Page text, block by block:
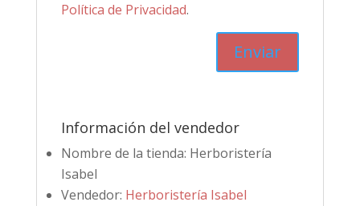
Política de Privacidad.
Información del vendedor
Nombre de la tienda: Herboristería
Isabel
Vendedor: Herboristería Isabel